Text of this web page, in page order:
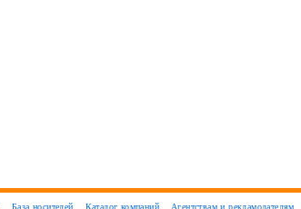
База носителей Каталог компаний Агентствам и рекламодателям